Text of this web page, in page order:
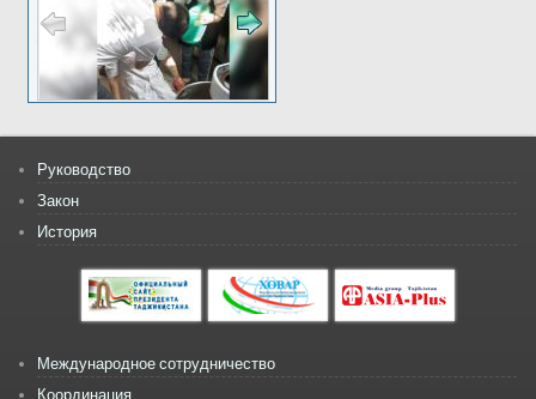
Руководство
Закон
История
Международное сотрудничество
Координация